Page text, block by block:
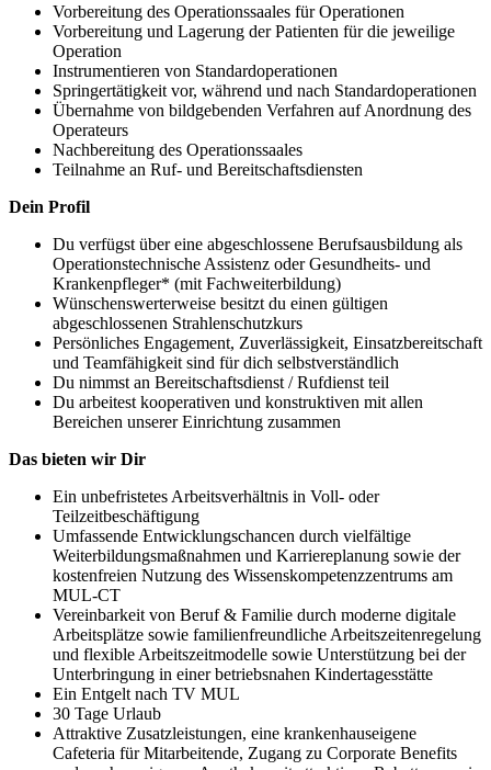
Vorbereitung des Operationssaales für Operationen
Vorbereitung und Lagerung der Patienten für die jeweilige
Operation
Instrumentieren von Standardoperationen
Springertätigkeit vor, während und nach Standardoperationen
Übernahme von bildgebenden Verfahren auf Anordnung des
Operateurs
Nachbereitung des Operationssaales
Teilnahme an Ruf- und Bereitschaftsdiensten
Dein Profil
Du verfügst über eine abgeschlossene Berufsausbildung als
Operationstechnische Assistenz oder Gesundheits- und
Krankenpfleger* (mit Fachweiterbildung)
Wünschenswerterweise besitzt du einen gültigen
abgeschlossenen Strahlenschutzkurs
Persönliches Engagement, Zuverlässigkeit, Einsatzbereitschaft
und Teamfähigkeit sind für dich selbstverständlich
Du nimmst an Bereitschaftsdienst / Rufdienst teil
Du arbeitest kooperativen und konstruktiven mit allen
Bereichen unserer Einrichtung zusammen
Das bieten wir Dir
Ein unbefristetes Arbeitsverhältnis in Voll- oder
Teilzeitbeschäftigung
Umfassende Entwicklungschancen durch vielfältige
Weiterbildungsmaßnahmen und Karriereplanung sowie der
kostenfreien Nutzung des Wissenskompetenzzentrums am
MUL-CT
Vereinbarkeit von Beruf & Familie durch moderne digitale
Arbeitsplätze sowie familienfreundliche Arbeitszeitenregelung
und flexible Arbeitszeitmodelle sowie Unterstützung bei der
Unterbringung in einer betriebsnahen Kindertagesstätte
Ein Entgelt nach TV MUL
30 Tage Urlaub
Attraktive Zusatzleistungen, eine krankenhauseigene
Cafeteria für Mitarbeitende, Zugang zu Corporate Benefits